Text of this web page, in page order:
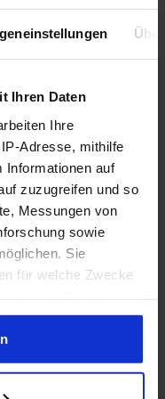
Ihren Daten
Ihre
Adresse, mithilfe
Informationen auf
zuzugreifen und so
Messungen von
sowie
Sie
für welche Zwecke
auf das Privacy
DCI-P3)
QD-OLED,
99% DCI-P3)